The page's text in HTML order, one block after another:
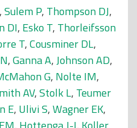
,Sulem P, Thompson DJ,
DI, Esko T, Thorleifsson
T,Cousminer DL,
,Ganna A,Johnson AD,
G, Nolte IM,
AV,Stolk L, Teumer
E, Ulivi S,Wagner EK,